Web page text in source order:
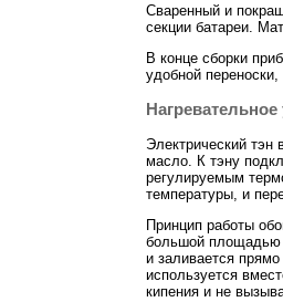
Сваренный и
секции батареи.
В конце сборки
удобной
Нагревательное
Электрический тэн
масло. К тэну
регулируемым
температуры, и
Принцип работы
большой площадью
и заливается
используется
кипения и не